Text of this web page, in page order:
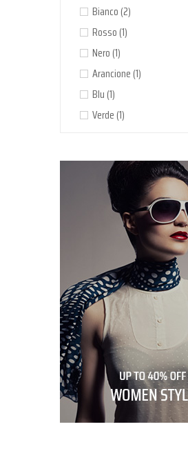
Bianco (2)
Rosso (1)
Nero (1)
Arancione (1)
Blu (1)
Verde (1)